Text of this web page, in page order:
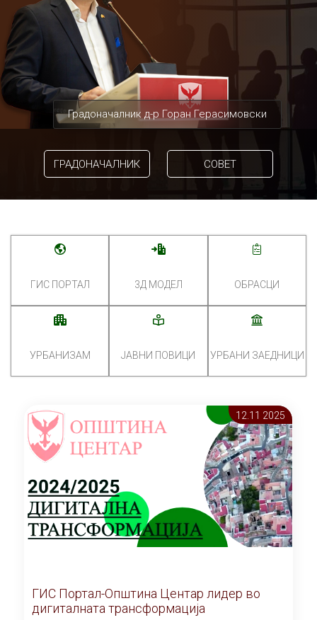
Градоначалник д-р Горан Герасимовски
ГРАДОНАЧАЛНИК СОВЕТ
ГИС ПОРТАЛ 3Д МОДЕЛ ОБРАСЦИ
УРБАНИЗАМ ЈАВНИ ПОВИЦИ УРБАНИ ЗАЕДНИЦИ
12.11 2025
ГИС Портал-Општина Центар лидер во
дигиталната трансформација